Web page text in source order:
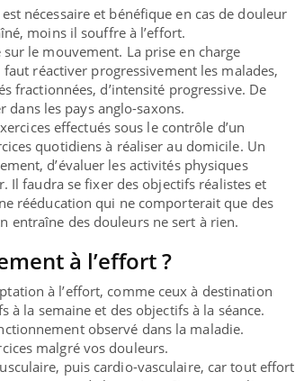
nécessaire et bénéfique en cas de douleur
moins il souffre à l’effort.
le mouvement. La prise en charge
réactiver progressivement les malades,
fractionnées, d’intensité progressive. De
les pays anglo-saxons.
effectués sous le contrôle d’un
quotidiens à réaliser au domicile. Un
d’évaluer les activités physiques
Il faudra se fixer des objectifs réalistes et
rééducation qui ne comporterait que des
entraîne des douleurs ne sert à rien.
à l’effort ?
à l’effort, comme ceux à destination
à la semaine et des objectifs à la séance.
observé dans la maladie.
malgré vos douleurs.
puis cardio-vasculaire, car tout effort